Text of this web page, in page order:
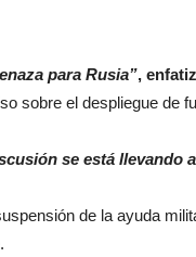
para Rusia”,
sobre el despliegue de
se está llevando
de la ayuda